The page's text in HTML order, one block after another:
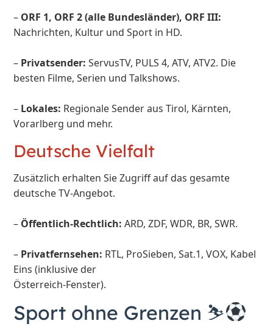
– ORF 1, ORF 2 (alle Bundesländer), ORF III:
Nachrichten, Kultur und Sport in HD.
– Privatsender: ServusTV, PULS 4, ATV, ATV2. Die
besten Filme, Serien und Talkshows.
– Lokales: Regionale Sender aus Tirol, Kärnten,
Vorarlberg und mehr.
Deutsche Vielfalt
Zusätzlich erhalten Sie Zugriff auf das gesamte
deutsche TV-Angebot.
– Öffentlich-Rechtlich: ARD, ZDF, WDR, BR, SWR.
– Privatfernsehen: RTL, ProSieben, Sat.1, VOX, Kabel
Eins (inklusive der
Österreich-Fenster).
Sport ohne Grenzen ⛷